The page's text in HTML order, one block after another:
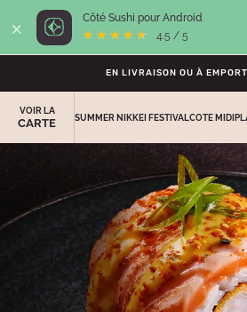
× Côté Sushi pour Android
★★★★★
★★★★★ 4.5 / 5
EN LIVRAISON OU À
VOIR LA
CARTE SUMMER NIKKEI FESTIVALCOTE MIDI